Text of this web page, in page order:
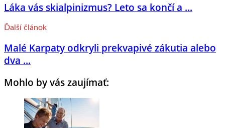
Láka vás skialpinizmus? Leto sa končí a ...
Ďalší článok
Malé Karpaty odkryli prekvapivé zákutia alebo
dva ...
Mohlo by vás zaujímať: